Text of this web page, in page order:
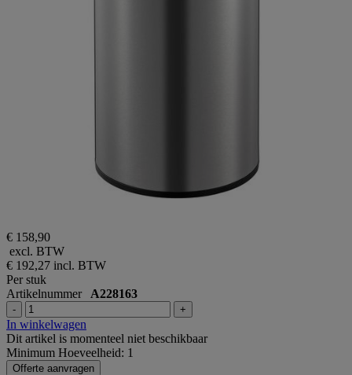
€ 158,90
excl. BTW
€ 192,27 incl. BTW
Per stuk
Artikelnummer A228163
- +
In winkelwagen
Dit artikel is momenteel niet beschikbaar
Minimum Hoeveelheid: 1
Offerte aanvragen